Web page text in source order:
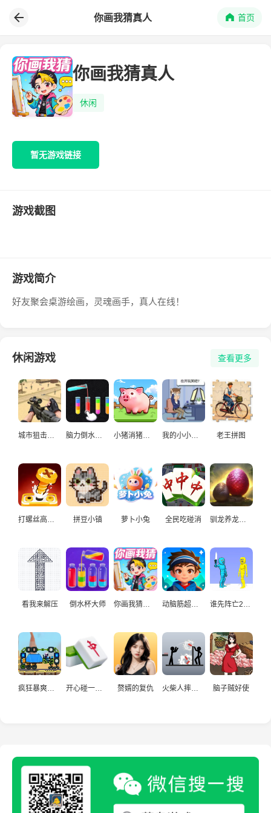
你画我猜真人 首页
你画我猜真人
休闲
暂无游戏链接
游戏截图
游戏简介
好友聚会桌游绘画，灵魂画手，真人在线！
休闲游戏 查看更多
城市狙击手游戏 脑力倒水挑战 小猪消猪猪游戏 我的小小人生 老王拼图
打螺丝高手益智游戏 拼豆小镇 萝卜小兔 全民吃碰消 驯龙养龙孵化高手
看我来解压 倒水杯大师
赘婿的复仇 火柴人摔炮仗 脑子贼好使